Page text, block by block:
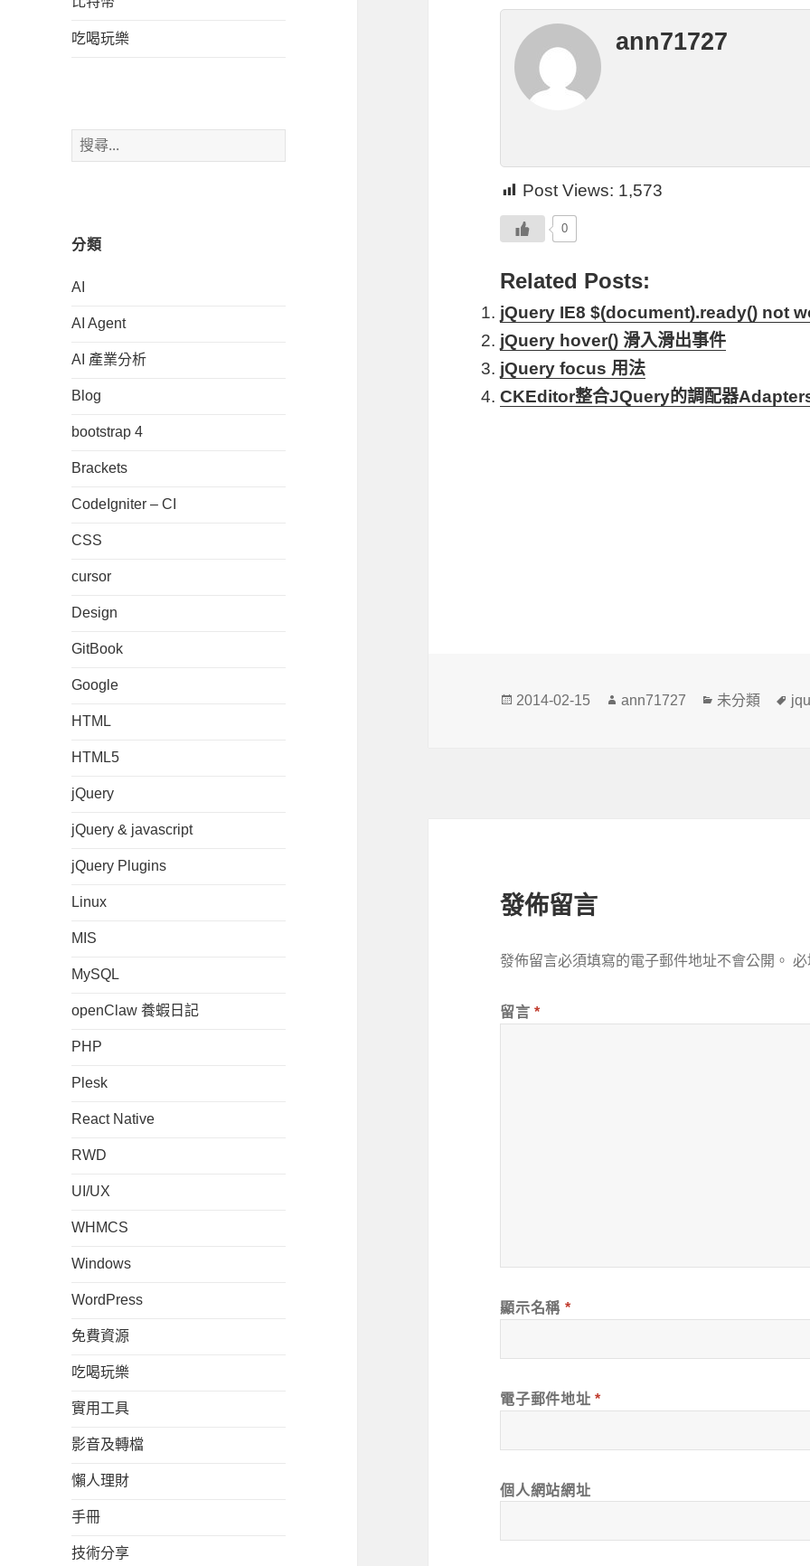
吃喝玩樂
搜
尋
分類
AI
AI Agent
AI 產業分析
Blog
bootstrap 4
Brackets
CodeIgniter – CI
CSS
cursor
Design
GitBook
Google
HTML
HTML5
jQuery
jQuery & javascript
jQuery Plugins
Linux
MIS
MySQL
openClaw 養蝦日記
PHP
Plesk
React Native
RWD
UI/UX
WHMCS
Windows
WordPress
免費資源
吃喝玩樂
實用工具
影音及轉檔
懶人理財
手冊
技術分享
ann71727
Post Views: 1,573
0
Related Posts:
jQuery IE8 $(document).ready() not
jQuery hover() 滑入滑出事件
jQuery focus 用法
CKEditor整合JQuery的調配器
發
2014-02-15
作
ann71727
分
未分類
標
發佈留言
發佈留言必須填寫的電子郵件地址不會公開。
留言*
顯示名稱 *
電子郵件地址 *
個人網站網址